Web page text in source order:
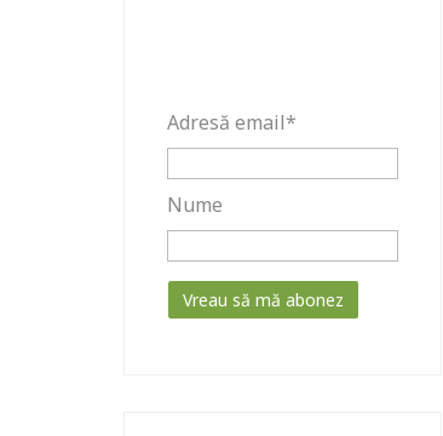
Adresă email*
Nume